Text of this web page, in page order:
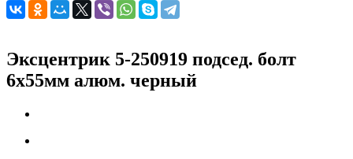
Эксцентрик 5-250919 подсед. болт
6х55мм алюм. черный